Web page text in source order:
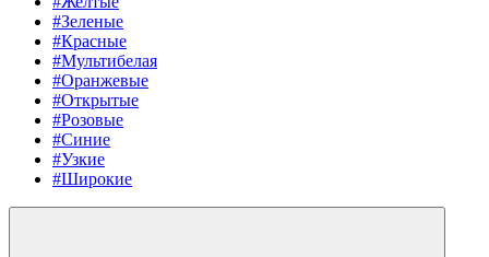
#Зеленые
#Красные
#Мультибелая
#Оранжевые
#Открытые
#Розовые
#Синие
#Узкие
#Широкие